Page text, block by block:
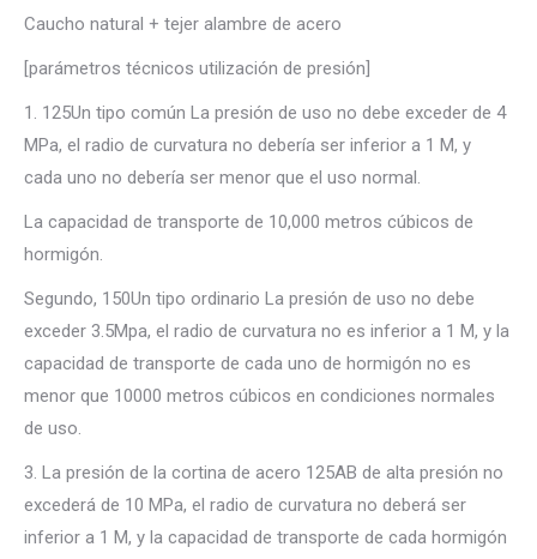
Caucho natural + tejer alambre de acero
[parámetros técnicos utilización de presión]
1. 125Un tipo común La presión de uso no debe exceder de 4
MPa, el radio de curvatura no debería ser inferior a 1 M, y
cada uno no debería ser menor que el uso normal.
La capacidad de transporte de 10,000 metros cúbicos de
hormigón.
Segundo, 150Un tipo ordinario La presión de uso no debe
exceder 3.5Mpa, el radio de curvatura no es inferior a 1 M, y la
capacidad de transporte de cada uno de hormigón no es
menor que 10000 metros cúbicos en condiciones normales
de uso.
3. La presión de la cortina de acero 125AB de alta presión no
excederá de 10 MPa, el radio de curvatura no deberá ser
inferior a 1 M, y la capacidad de transporte de cada hormigón